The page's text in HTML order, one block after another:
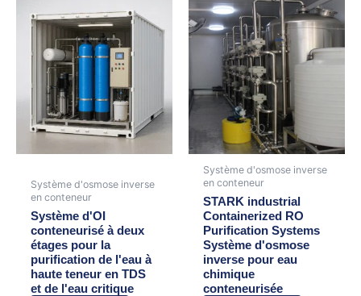
Système d'osmose inverse
en conteneur
Système d'OI
conteneurisé à deux
étages pour la
purification de l'eau à
haute teneur en TDS
et de l'eau critique
Système d'osmose inverse
en conteneur
STARK industrial
Containerized RO
Purification Systems
Système d'osmose
inverse pour eau
chimique
conteneurisée